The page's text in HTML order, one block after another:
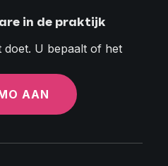
in de praktijk
doet. U bepaalt of het
AAN